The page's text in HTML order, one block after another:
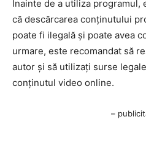
Înainte de a utiliza programul,
că descărcarea conținutului
poate fi ilegală și poate avea
urmare, este recomandat să
autor și să utilizați surse
conținutul video online.
–